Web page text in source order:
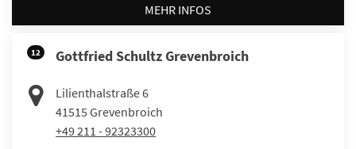
MEHR INFOS
12 Gottfried Schultz Grevenbroich
Lilienthalstraße 6
41515 Grevenbroich
+49 211 - 92323300